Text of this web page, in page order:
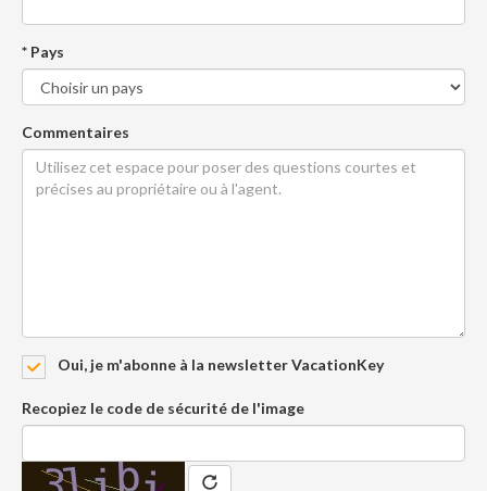
* Pays
Commentaires
Oui, je m'abonne à la newsletter VacationKey
Recopiez le code de sécurité de l'image